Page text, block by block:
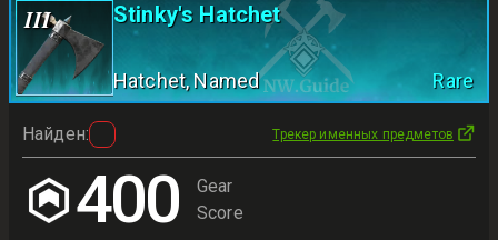
III Stinky's Hatchet
Hatchet, Named Rare
Найден: Трекер именных предметов
400
Gear
Score